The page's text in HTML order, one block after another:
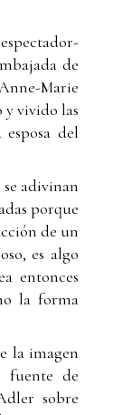
de
Marie
y vivido las
del
adivinan
porque
de un
es algo
entonces
la forma
la imagen
fuente de
sobre